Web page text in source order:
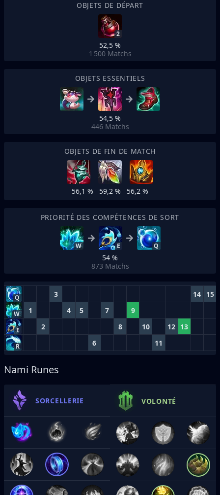
OBJETS DE DÉPART
2
52,5 %
1 500 Matchs
OBJETS ESSENTIELS
54,5 %
446 Matchs
OBJETS DE FIN DE MATCH
56,1 % 59,2 % 56,2 %
PRIORITÉ DES COMPÉTENCES DE SORT
W E Q
54 %
873 Matchs
Q 3 14 15
W 1 4 5 7 9
E 2 8 10 12 13
R 6 11
Nami Runes
SORCELLERIE VOLONTÉ